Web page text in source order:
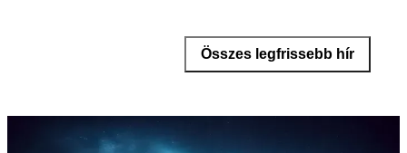
Összes legfrissebb hír